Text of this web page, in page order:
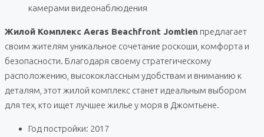
камерами видеонаблюдения
Жилой Комплекс Aeras Beachfront Jomtien предлагает
своим жителям уникальное сочетание роскоши, комфорта и
безопасности. Благодаря своему стратегическому
расположению, высококлассным удобствам и вниманию к
деталям, этот жилой комплекс станет идеальным выбором
для тех, кто ищет лучшее жилье у моря в Джомтьене.
Год постройки: 2017